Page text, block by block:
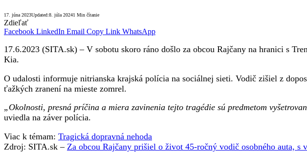
17. júna 2023Updated:8. júla 20241 Min čítanie
Zdieľať
Facebook LinkedIn Email Copy Link WhatsApp
17.6.2023 (SITA.sk) – V sobotu skoro ráno došlo za obcou Rajčany na hranici s
Kia.
O udalosti informuje nitrianska krajská polícia na sociálnej sieti. Vodič zišiel z
ťažkých zranení na mieste zomrel.
„Okolnosti, presná príčina a miera zavinenia tejto tragédie sú predmetom
uviedla na záver polícia.
Viac k témam: Tragická dopravná nehoda
Zdroj: SITA.sk – Za obcou Rajčany prišiel o život 45-ročný vodič osobného auta,